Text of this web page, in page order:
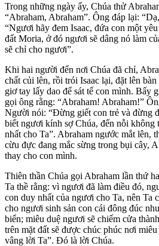
Trong những ngày ấy, Chúa thử
“Abraham, Abraham”. Ông đáp lại:
“Ngươi hãy đem Isaac, đứa con một
đất Moria, ở đó ngươi sẽ dâng nó làm
sẽ chỉ cho ngươi”.
Khi hai người đến nơi Chúa đã chỉ,
chất củi lên, rồi trói Isaac lại, đặt lên
giơ tay lấy dao để sát tế con mình. Bấy
gọi ông rằng: “Abraham! Abraham!”
Người nói: “Đừng giết con trẻ và đừng
biết ngươi kính sợ Chúa, đến nỗi không
nhất cho Ta”. Abraham ngước mắt lên,
cừu đực đang mắc sừng trong bụi cây,
thay cho con mình.
Thiên thần Chúa gọi Abraham lần thứ
Ta thề rằng: vì ngươi đã làm điều đó,
con duy nhất của ngươi cho Ta, nên Ta
cho ngươi sinh sản con cái đông đúc
biển; miêu duệ ngươi sẽ chiếm cửa
trên mặt đất sẽ được chúc phúc nơi
vâng lời Ta”. Đó là lời Chúa.